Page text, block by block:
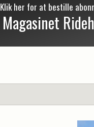
Klik her for at bestille
Magasinet